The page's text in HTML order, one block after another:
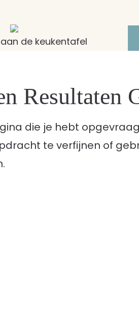
de keukentafel
Resultaten
die je hebt
te verfijnen of